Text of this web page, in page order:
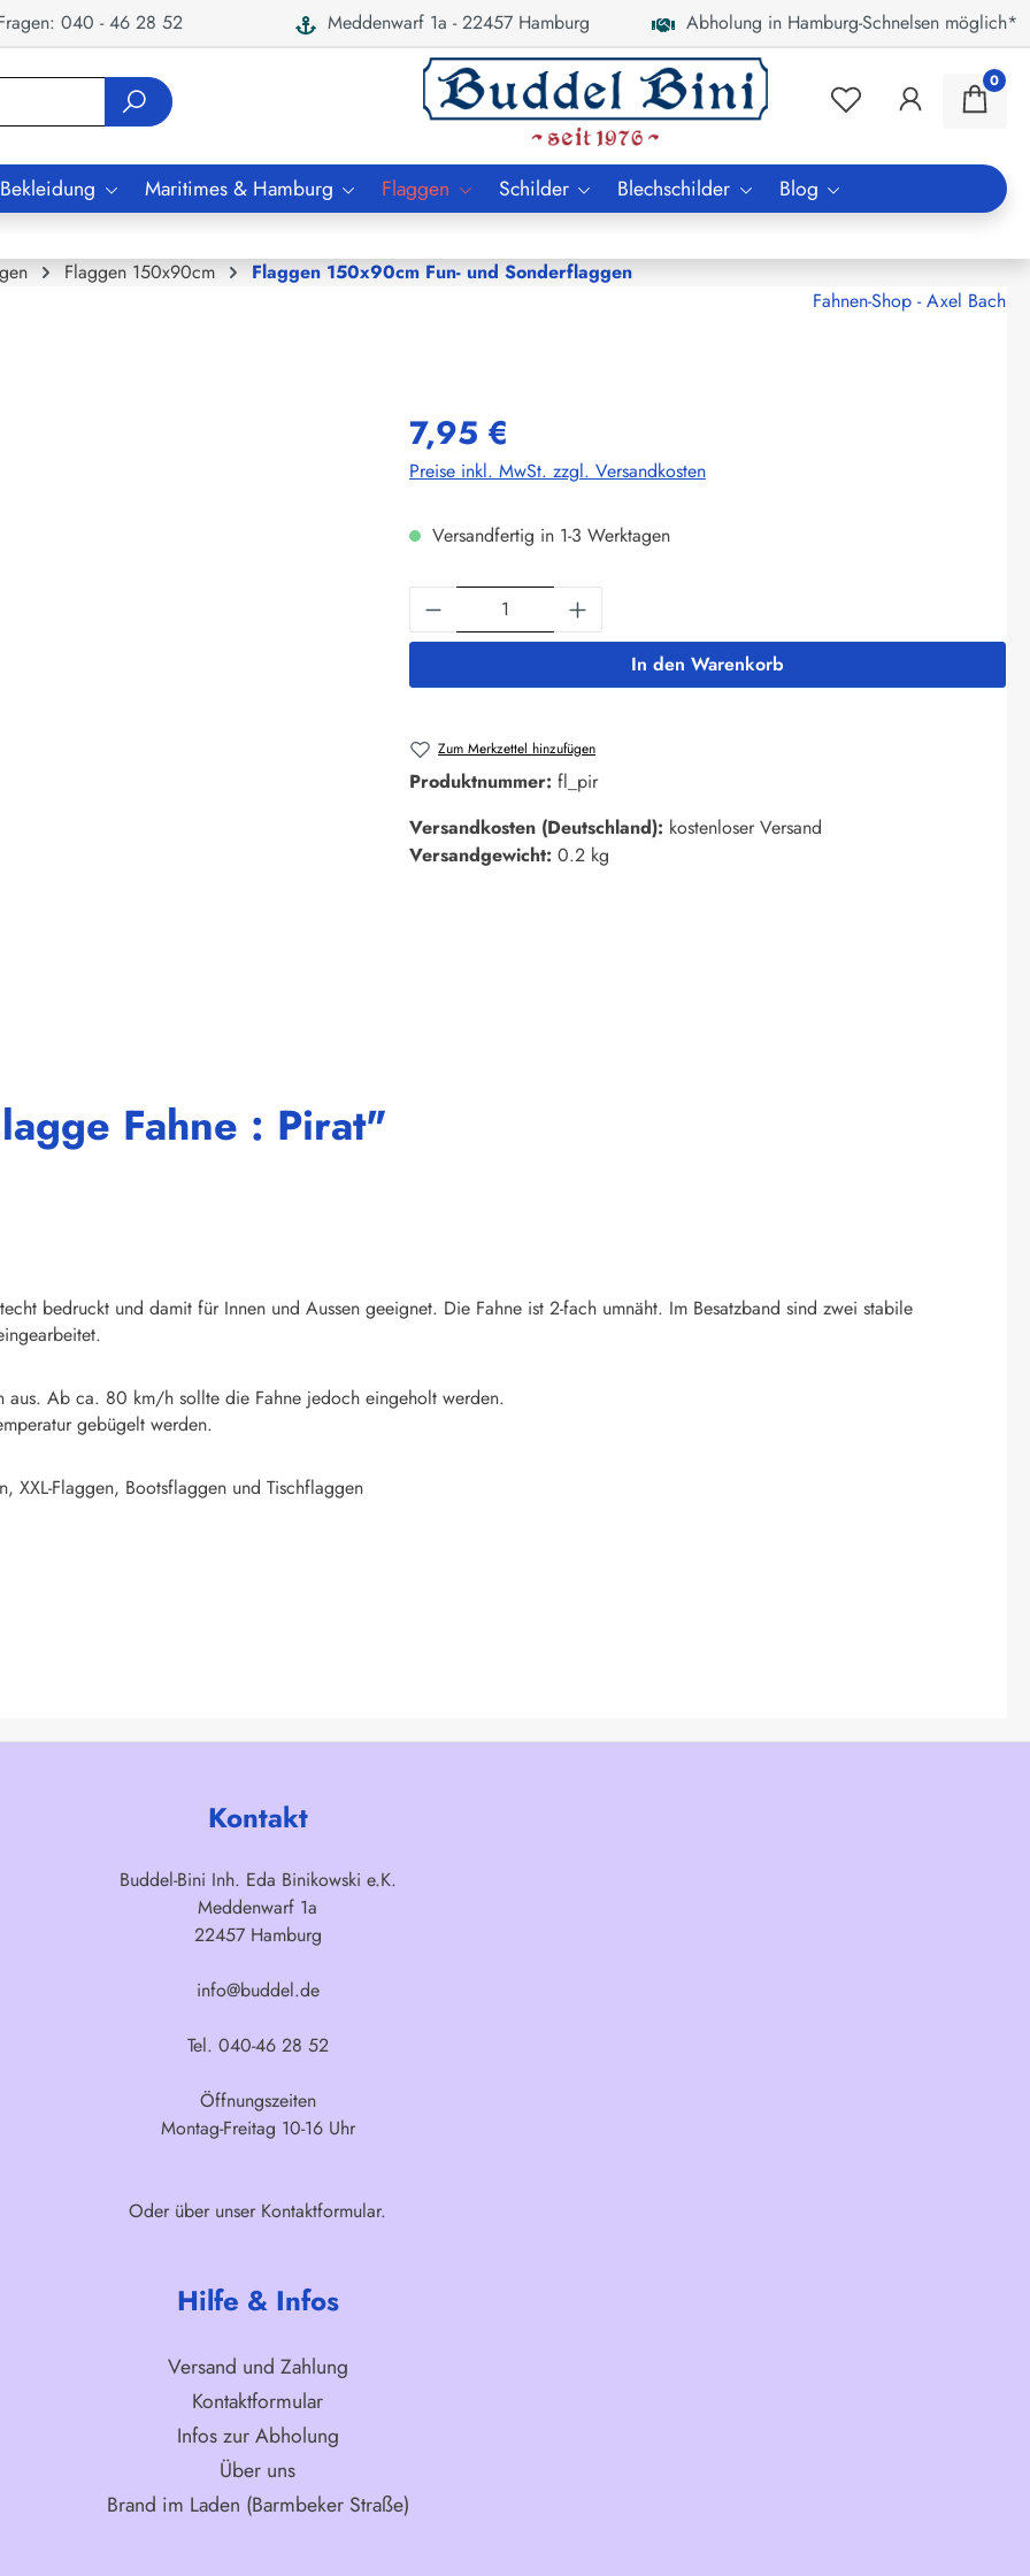
040 - 46 28 52 Meddenwarf 1a - 22457 Hamburg Abholung in Hamburg-Schnelsen möglich*
0
Maritimes & Hamburg Flaggen Schilder Blechschilder Blog
Flaggen 150x90cm Flaggen 150x90cm Fun- und Sonderflaggen
Fahnen-Shop - Axel Bach
7,95 €
Preise inkl. MwSt. zzgl. Versandkosten
Versandfertig in 1-3 Werktagen
Produkt Anzahl: Gib den gewünschten Wert ein
In den Warenkorb
Zum Merkzettel hinzufügen
Produktnummer: fl_pir
Versandkosten (Deutschland): kostenloser Versand
Versandgewicht: 0.2 kg
Fahne : Pirat"
bedruckt und damit für Innen und Aussen geeignet. Die Fahne ist 2-fach umnäht. Im Besatzband sind zwei stabile
Ab ca. 80 km/h sollte die Fahne jedoch eingeholt werden.
gebügelt werden.
XXL-Flaggen, Bootsflaggen und Tischflaggen
Kontakt
Buddel-Bini Inh. Eda Binikowski e.K.
Meddenwarf 1a
22457 Hamburg
info@buddel.de
Tel. 040-46 28 52
Öffnungszeiten
Montag-Freitag 10-16 Uhr
Oder über unser Kontaktformular.
Hilfe & Infos
Versand und Zahlung
Kontaktformular
Infos zur Abholung
Über uns
Brand im Laden (Barmbeker Straße)